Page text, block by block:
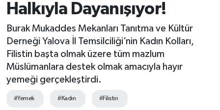
Halkıyla Dayanışıyor!
Burak Mukaddes Mekanları Tanıtma ve Kültür
Derneği Yalova İl Temsilciliği’nin Kadın Kolları,
Filistin başta olmak üzere tüm mazlum
Müslümanlara destek olmak amacıyla hayır
yemeği gerçekleştirdi.
#Yemek #Kadın #Filistin
ASAYİŞ
SAĞLIK
SPOR
ULUSAL
Son Dakika Haberleri
Haber Arşivi